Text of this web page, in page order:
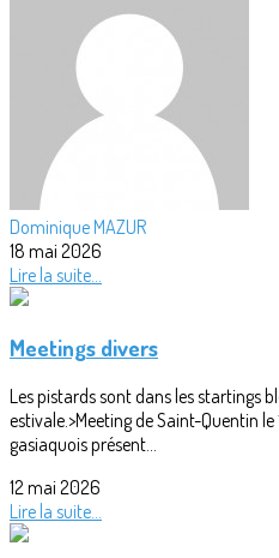
Dominique MAZUR
18 mai 2026
Lire la suite...
Meetings divers
Les pistards sont dans les startings
estivale.>Meeting de Saint-Quentin
gasiaquois présent...
12 mai 2026
Lire la suite...